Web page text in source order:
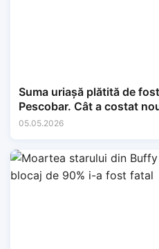
Suma uriașă plătită de
Pescobar. Cât a costat
05.05.2026